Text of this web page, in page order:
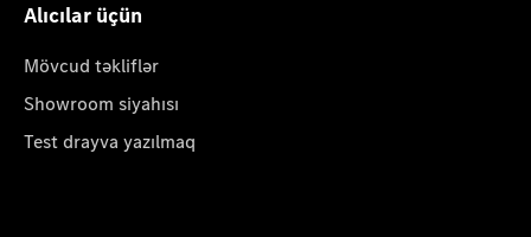
Alıcılar üçün
Mövcud təkliflər
Showroom siyahısı
Test drayva yazılmaq